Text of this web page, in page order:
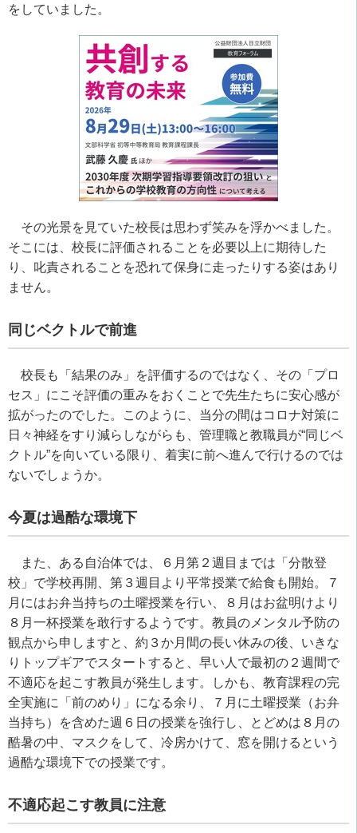
をしていました。
その光景を見ていた校長は思わず笑みを浮かべました。
そこには、校長に評価されることを必要以上に期待した
り、叱責されることを恐れて保身に走ったりする姿はあり
ません。
同じベクトルで前進
校長も「結果のみ」を評価するのではなく、その「プロ
セス」にこそ評価の重みをおくことで先生たちに安心感が
拡がったのでした。このように、当分の間はコロナ対策に
日々神経をすり減らしながらも、管理職と教職員が“同じベ
クトル”を向いている限り、着実に前へ進んで行けるのでは
ないでしょうか。
今夏は過酷な環境下
また、ある自治体では、６月第２週目までは「分散登
校」で学校再開、第３週目より平常授業で給食も開始。７
月にはお弁当持ちの土曜授業を行い、８月はお盆明けより
８月一杯授業を敢行するようです。教員のメンタル予防の
観点から申しますと、約３か月間の長い休みの後、いきな
りトップギアでスタートすると、早い人で最初の２週間で
不適応を起こす教員が発生します。しかも、教育課程の完
全実施に「前のめり」になる余り、７月に土曜授業（お弁
当持ち）を含めた週６日の授業を強行し、とどめは８月の
酷暑の中、マスクをして、冷房かけて、窓を開けるという
過酷な環境下での授業です。
不適応起こす教員に注意